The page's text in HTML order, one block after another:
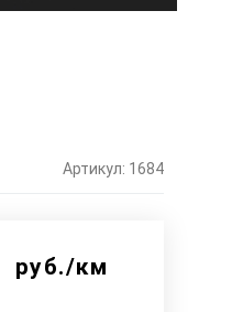
Артикул: 1684
руб./км